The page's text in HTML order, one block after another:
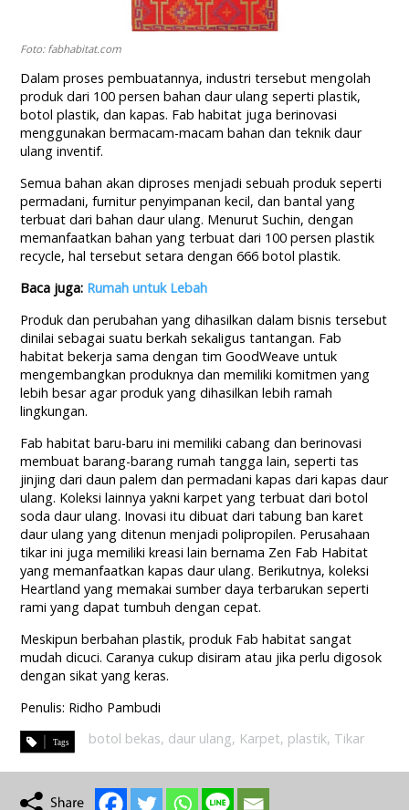
Foto: fabhabitat.com
Dalam proses pembuatannya, industri tersebut mengolah
produk dari 100 persen bahan daur ulang seperti plastik,
botol plastik, dan kapas. Fab habitat juga berinovasi
menggunakan bermacam-macam bahan dan teknik daur
ulang inventif.
Semua bahan akan diproses menjadi sebuah produk seperti
permadani, furnitur penyimpanan kecil, dan bantal yang
terbuat dari bahan daur ulang. Menurut Suchin, dengan
memanfaatkan bahan yang terbuat dari 100 persen plastik
recycle, hal tersebut setara dengan 666 botol plastik.
Baca juga: Rumah untuk Lebah
Produk dan perubahan yang dihasilkan dalam bisnis tersebut
dinilai sebagai suatu berkah sekaligus tantangan. Fab
habitat bekerja sama dengan tim GoodWeave untuk
mengembangkan produknya dan memiliki komitmen yang
lebih besar agar produk yang dihasilkan lebih ramah
lingkungan.
Fab habitat baru-baru ini memiliki cabang dan berinovasi
membuat barang-barang rumah tangga lain, seperti tas
jinjing dari daun palem dan permadani kapas dari kapas daur
ulang. Koleksi lainnya yakni karpet yang terbuat dari botol
soda daur ulang. Inovasi itu dibuat dari tabung ban karet
daur ulang yang ditenun menjadi polipropilen. Perusahaan
tikar ini juga memiliki kreasi lain bernama Zen Fab Habitat
yang memanfaatkan kapas daur ulang. Berikutnya, koleksi
Heartland yang memakai sumber daya terbarukan seperti
rami yang dapat tumbuh dengan cepat.
Meskipun berbahan plastik, produk Fab habitat sangat
mudah dicuci. Caranya cukup disiram atau jika perlu digosok
dengan sikat yang keras.
Penulis: Ridho Pambudi
botol bekas, daur ulang, Karpet, plastik, Tikar